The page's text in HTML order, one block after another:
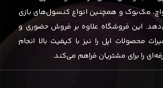
مک‌بوک و همچنین انواع کنسول‌های بازی
این فروشگاه علاوه بر فروش حضوری و
محصولات اپل را نیز با کیفیت بالا انجام
را برای مشتریان فراهم می‌کند.